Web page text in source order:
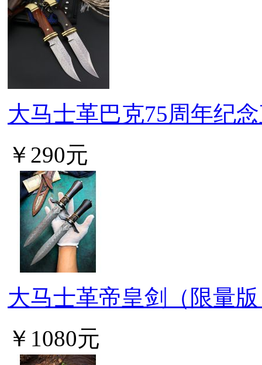
大马士革巴克75周年纪
￥290元
大马士革帝皇剑（限量
￥1080元